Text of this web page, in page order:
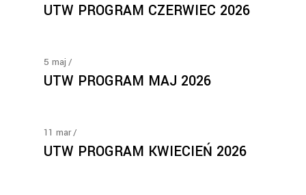
UTW PROGRAM CZERWIEC 2026
5 maj
UTW PROGRAM MAJ 2026
11 mar
UTW PROGRAM KWIECIEŃ 2026